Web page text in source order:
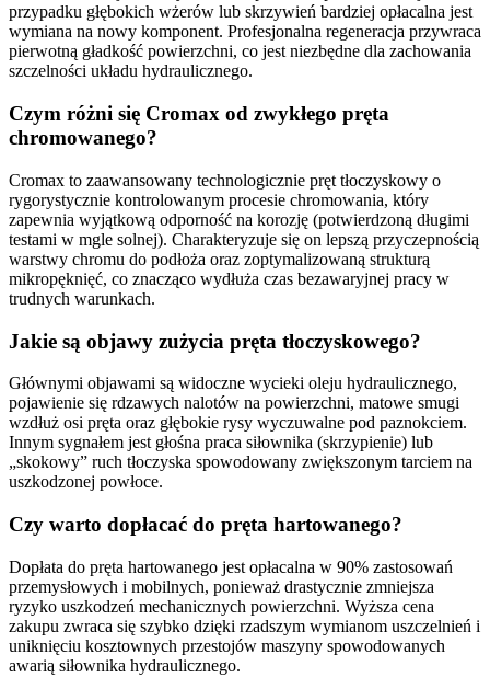
przypadku głębokich wżerów lub skrzywień bardziej opłacalna jest
wymiana na nowy komponent. Profesjonalna regeneracja przywraca
pierwotną gładkość powierzchni, co jest niezbędne dla zachowania
szczelności układu hydraulicznego.
Czym różni się Cromax od zwykłego pręta
chromowanego?
Cromax to zaawansowany technologicznie pręt tłoczyskowy o
rygorystycznie kontrolowanym procesie chromowania, który
zapewnia wyjątkową odporność na korozję (potwierdzoną długimi
testami w mgle solnej). Charakteryzuje się on lepszą przyczepnością
warstwy chromu do podłoża oraz zoptymalizowaną strukturą
mikropęknięć, co znacząco wydłuża czas bezawaryjnej pracy w
trudnych warunkach.
Jakie są objawy zużycia pręta tłoczyskowego?
Głównymi objawami są widoczne wycieki oleju hydraulicznego,
pojawienie się rdzawych nalotów na powierzchni, matowe smugi
wzdłuż osi pręta oraz głębokie rysy wyczuwalne pod paznokciem.
Innym sygnałem jest głośna praca siłownika (skrzypienie) lub
„skokowy” ruch tłoczyska spowodowany zwiększonym tarciem na
uszkodzonej powłoce.
Czy warto dopłacać do pręta hartowanego?
Dopłata do pręta hartowanego jest opłacalna w 90% zastosowań
przemysłowych i mobilnych, ponieważ drastycznie zmniejsza
ryzyko uszkodzeń mechanicznych powierzchni. Wyższa cena
zakupu zwraca się szybko dzięki rzadszym wymianom uszczelnień i
uniknięciu kosztownych przestojów maszyny spowodowanych
awarią siłownika hydraulicznego.